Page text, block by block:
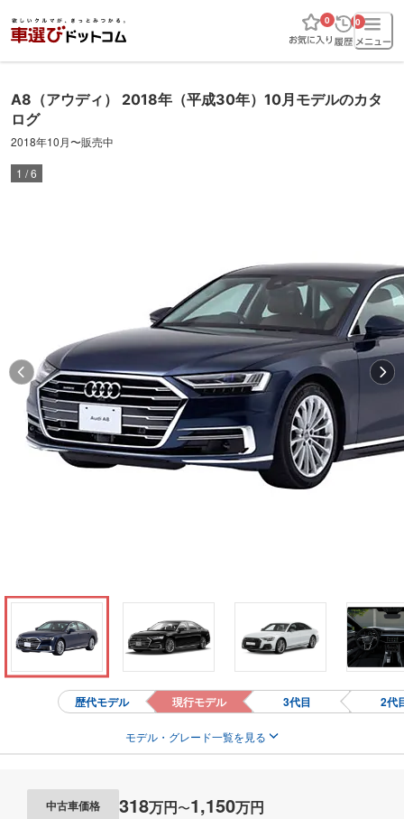
0 0
A8 （アウディ） 2018年（平成30年）10月 モデルのカタ
ログ
2018年10月〜販売中
1 /6
歴代モデル 現行モデル 3代目 2代
モデル・グレード一覧を見る
中古車価格 318万円〜1,150万円